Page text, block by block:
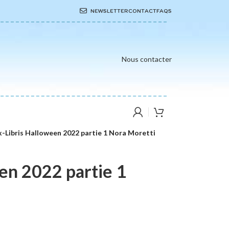
NEWSLETTERCONTACTFAQS
Nous contacter
Libris Halloween 2022 partie 1 Nora Moretti
2022 partie 1